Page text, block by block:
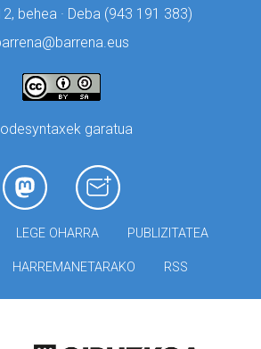
behea · Deba (943 191 383)
garatua
LEGE OHARRA PUBLIZITATEA
HARREMANETARAKO RSS